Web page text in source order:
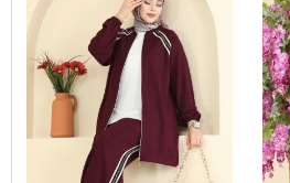
الطول
99
99
99
99